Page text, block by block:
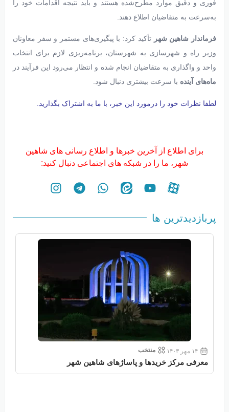
فوری و دقیق موارد مطرح‌شده هستند و باید نتیجه اقدامات خود را
به‌سرعت به متقاضیان اطلاع دهند.
فرماندار شاهین‌ شهر تأکید کرد: با پیگیری‌های مستمر و سفر معاونان
وزیر راه و شهرسازی به شهرستان، برنامه‌ریزی لازم برای انتخاب
واحد و واگذاری به متقاضیان انجام شده و انتظار می‌رود این فرآیند در
ماه‌های آینده با سرعت بیشتری دنبال شود.
لطفا نظرات خود را درمورد این خبر، با ما به اشتراک بگذارید.
برای اطلاع از آخرین خبرها و اطلاع رسانی های شاهین
شهر، ما را در شبکه های اجتماعی دنبال کنید:
پربازدیدترین ها
۱۴ مهر ۱۴۰۳ منتخب
معرفی مرکز خریدها و پاساژهای شاهین شهر